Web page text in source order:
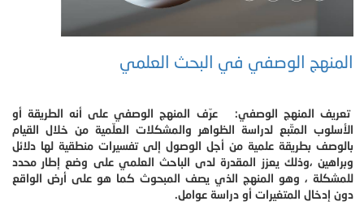
المنهج الوصفي في البحث العلمي
تعريف المنهج الوصفي: عرّف المنهج الوصفي على أنه الطريقة أو
الأسلوب المتّبع لدراسة الظواهر والمشكلات العلّمية من خلال القيام
بالوصف بطريقة علمية من أجل الوصول إلى تفسيرات منطقية لها دلائل
وبراهين ،وذلك يعزز المقدرة لدى الباحث العلمي على وضع إطار محدد
للمشكلة ، وهو المنهج الذي يصف المبحوث كما هو على أرض الواقع
دون إدخال المتغيرات أو دراسة عوامل.